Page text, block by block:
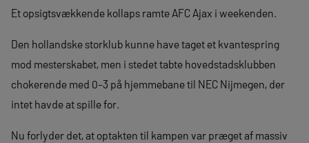
Et opsigtsvækkende kollaps ramte AFC Ajax i weekenden.
Den hollandske storklub kunne have taget et kvantespring
mod mesterskabet, men i stedet tabte hovedstadsklubben
chokerende med 0-3 på hjemmebane til NEC Nijmegen, der
intet havde at spille for.
Nu forlyder det, at optakten til kampen var præget af massiv